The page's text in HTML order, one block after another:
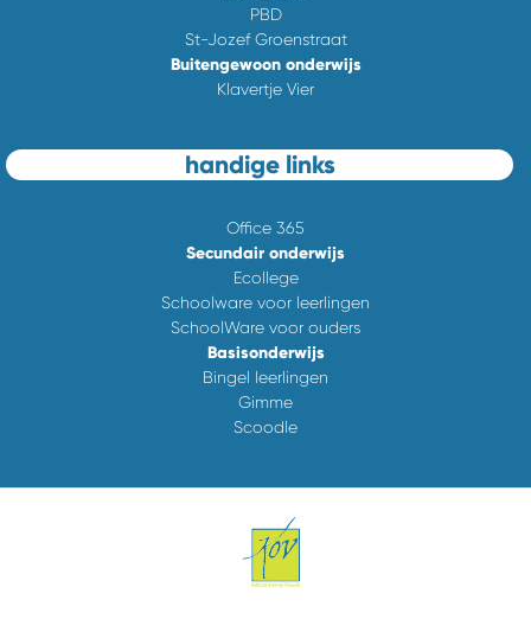
PBD
St-Jozef Groenstraat
Buitengewoon onderwijs
Klavertje Vier
handige links
Office 365
Secundair onderwijs
Ecollege
Schoolware voor leerlingen
SchoolWare voor ouders
Basisonderwijs
Bingel leerlingen
Gimme
Scoodle